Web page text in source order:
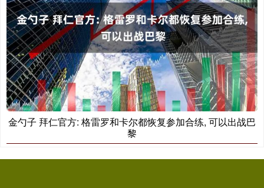
金勺子 拜仁官方: 格雷罗和卡尔都恢复参加合练, 可以出战巴
黎